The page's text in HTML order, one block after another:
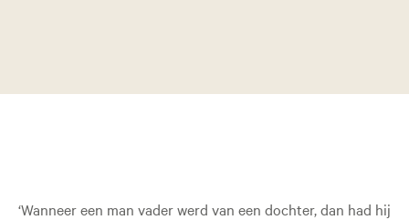
‘Wanneer een man vader werd van een dochter, dan had hij